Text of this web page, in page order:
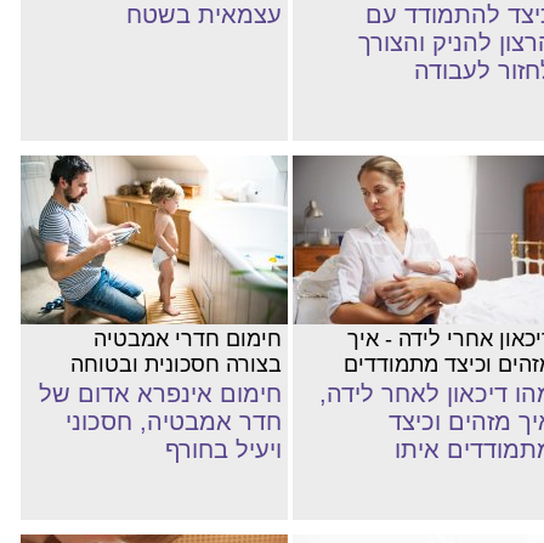
להתמודד עם
להניק והצורך
לעבודה
עצמאית בשטח
אחרי לידה - איך
וכיצד מתמודדים
דיכאון לאחר לידה,
מזהים וכיצד
איתו
חימום חדרי אמבטיה
בצורה חסכונית ובטוחה
חימום אינפרא אדום של
חדר אמבטיה, חסכוני
ויעיל בחורף